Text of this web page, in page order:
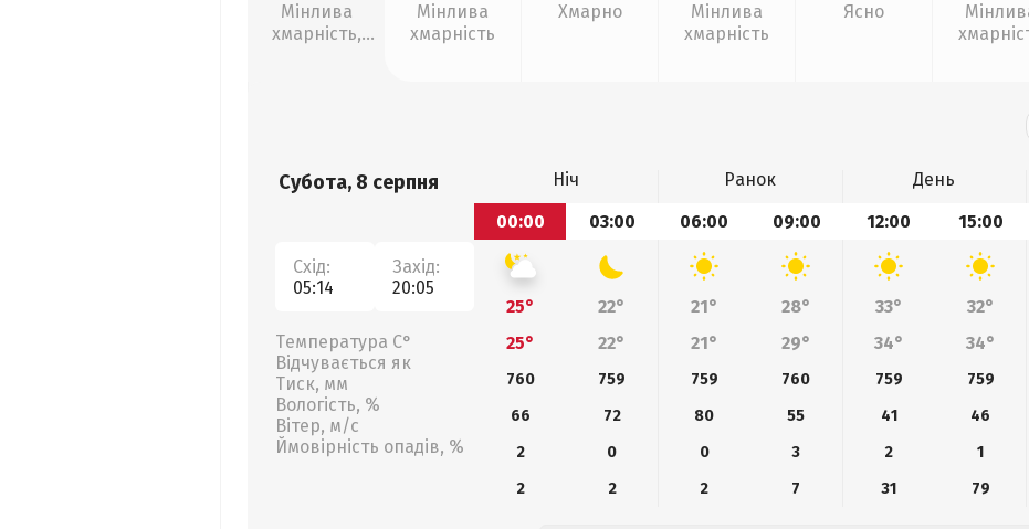
Мінлива
хмарність,
Мінлива
хмарність
Хмарно
Мінлива
хмарність
Ясно
Субота, 8 серпня
Схід:
05:14
Захід:
20:05
Температура С°
Відчувається як
Тиск, мм
Вологість, %
Вітер, м/с
Ймовірність опадів, %
Ніч Ранок День
00:00
03:00 06:00 09:00 12:00 15:00
25° 22° 21° 28° 33° 32°
25°
22° 21° 29° 34° 34°
760 759 759 760 759 759
66
72 80 55 41 46
2
0 0 3 2 1
2
2 2 7 31 79